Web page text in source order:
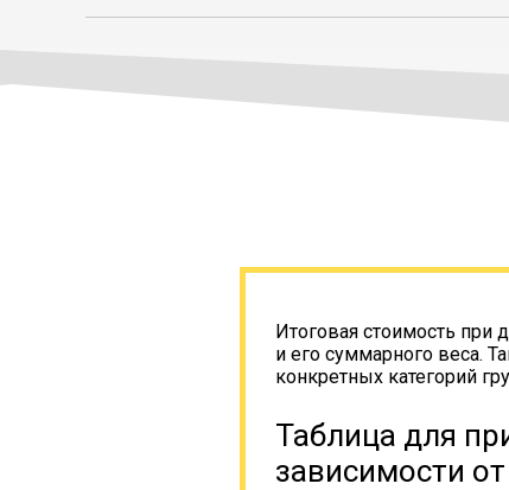
Итоговая стоимость при
и его суммарного веса.
конкретных категорий
Таблица для
зависимости от